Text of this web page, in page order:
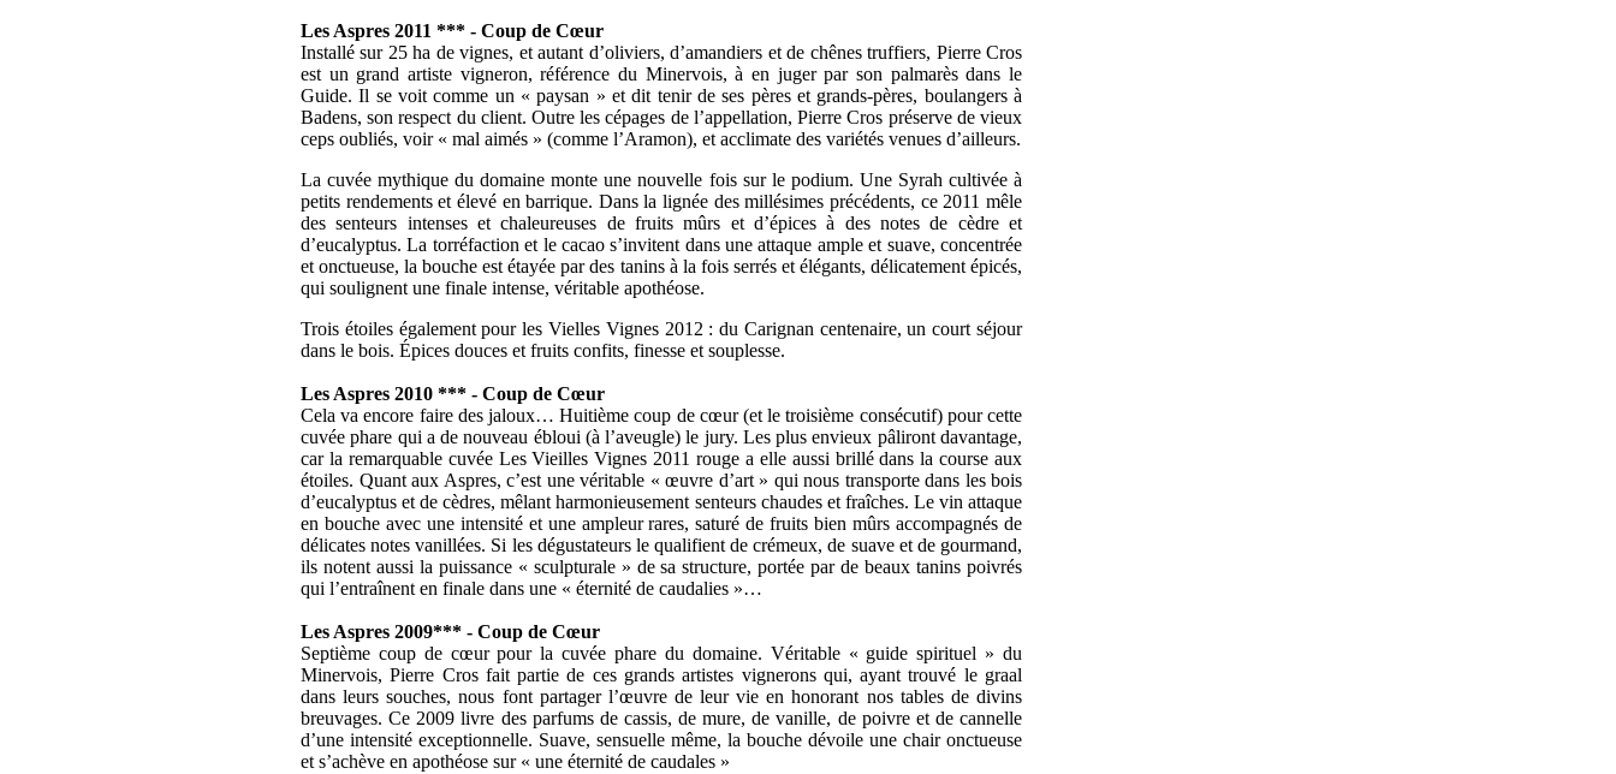
Les Aspres 2011 *** - Coup de Cœur
Installé sur 25 ha de vignes, et autant d’oliviers, d’amandiers et de chênes truffiers, Pierre Cros
est un grand artiste vigneron, référence du Minervois, à en juger par son palmarès dans le
Guide. Il se voit comme un « paysan » et dit tenir de ses pères et grands-pères, boulangers à
Badens, son respect du client. Outre les cépages de l’appellation, Pierre Cros préserve de vieux
ceps oubliés, voir « mal aimés » (comme l’Aramon), et acclimate des variétés venues d’ailleurs.
La cuvée mythique du domaine monte une nouvelle fois sur le podium. Une Syrah cultivée à
petits rendements et élevé en barrique. Dans la lignée des millésimes précédents, ce 2011 mêle
des senteurs intenses et chaleureuses de fruits mûrs et d’épices à des notes de cèdre et
d’eucalyptus. La torréfaction et le cacao s’invitent dans une attaque ample et suave, concentrée
et onctueuse, la bouche est étayée par des tanins à la fois serrés et élégants, délicatement épicés,
qui soulignent une finale intense, véritable apothéose.
Trois étoiles également pour les Vielles Vignes 2012 : du Carignan centenaire, un court séjour
dans le bois. Épices douces et fruits confits, finesse et souplesse.
Les Aspres 2010 *** - Coup de Cœur
Cela va encore faire des jaloux… Huitième coup de cœur (et le troisième consécutif) pour cette
cuvée phare qui a de nouveau ébloui (à l’aveugle) le jury. Les plus envieux pâliront davantage,
car la remarquable cuvée Les Vieilles Vignes 2011 rouge a elle aussi brillé dans la course aux
étoiles. Quant aux Aspres, c’est une véritable « œuvre d’art » qui nous transporte dans les bois
d’eucalyptus et de cèdres, mêlant harmonieusement senteurs chaudes et fraîches. Le vin attaque
en bouche avec une intensité et une ampleur rares, saturé de fruits bien mûrs accompagnés de
délicates notes vanillées. Si les dégustateurs le qualifient de crémeux, de suave et de gourmand,
ils notent aussi la puissance « sculpturale » de sa structure, portée par de beaux tanins poivrés
qui l’entraînent en finale dans une « éternité de caudalies »…
Les Aspres 2009*** - Coup de Cœur
Septième coup de cœur pour la cuvée phare du domaine. Véritable « guide spirituel » du
Minervois, Pierre Cros fait partie de ces grands artistes vignerons qui, ayant trouvé le graal
dans leurs souches, nous font partager l’œuvre de leur vie en honorant nos tables de divins
breuvages. Ce 2009 livre des parfums de cassis, de mure, de vanille, de poivre et de cannelle
d’une intensité exceptionnelle. Suave, sensuelle même, la bouche dévoile une chair onctueuse
et s’achève en apothéose sur « une éternité de caudales »